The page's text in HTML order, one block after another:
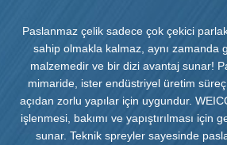
Paslanmaz çelik sadece çok çekici
sahip olmakla kalmaz, aynı zamanda
malzemedir ve bir dizi avantaj sunar!
mimaride, ister endüstriyel üretim
açıdan zorlu yapılar için uygundur.
işlenmesi, bakımı ve yapıştırılması için
sunar. Teknik spreyler sayesinde